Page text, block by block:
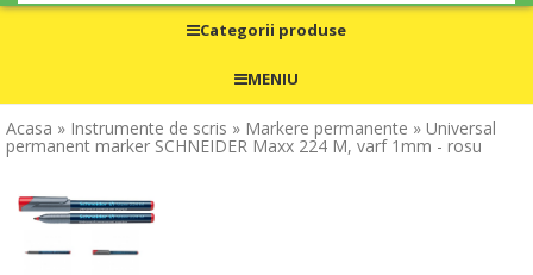
Categorii produse
MENIU
Acasa » Instrumente de scris » Markere permanente » Universal
permanent marker SCHNEIDER Maxx 224 M, varf 1mm - rosu